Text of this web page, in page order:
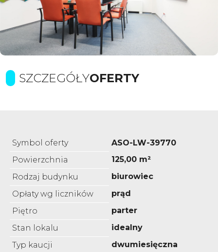
SZCZEGÓŁYOFERTY
Symbol oferty
ASO-LW-39770
Powierzchnia
125,00 m²
Rodzaj budynku
biurowiec
Opłaty wg liczników
prąd
Piętro
parter
Stan lokalu
idealny
Typ kaucji
dwumiesięczna